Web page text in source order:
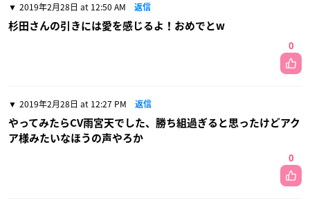
2019年2月28日 at 12:50 AM 返信
杉田さんの引きには愛を感じるよ！おめでとw
0
2019年2月28日 at 12:27 PM 返信
やってみたらCV雨宮天でした、勝ち組過ぎると思ったけどアク
ア様みたいなほうの声やろか
0